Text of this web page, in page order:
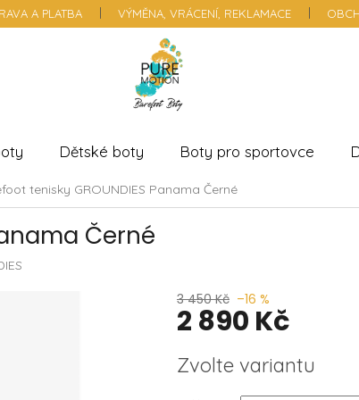
A PLATBA VÝMĚNA, VRÁCENÍ, REKLAMACE
Dětské boty Boty pro sportovce
tenisky GROUNDIES Panama Černé
Černé
3 450 Kč –16 %
2 890 Kč
cena:
Zvolte variantu